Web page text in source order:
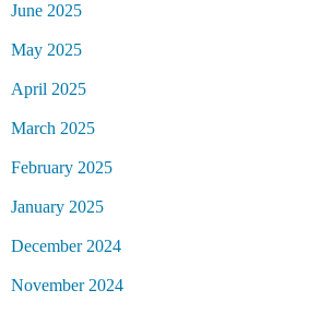
June 2025
May 2025
April 2025
March 2025
February 2025
January 2025
December 2024
November 2024